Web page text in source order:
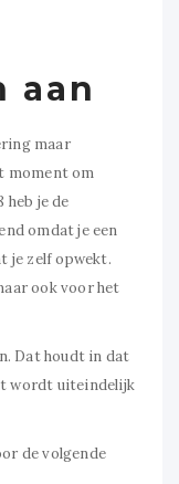
aan
maar
moment om
heb je de
omdat je een
je zelf opwekt.
ook voor het
Dat houdt in dat
wordt uiteindelijk
de volgende